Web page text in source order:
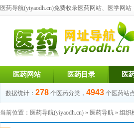
医药导航(yiyaodh.cn)免费收录医药网站、医学网站
医药网站 医药目录 医
数据统计： 278 个医药分类， 4943 个医药站
当前位置： 医药导航(yiyaodh.cn) » 医药导航 » 组织